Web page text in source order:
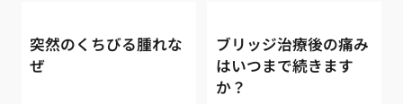
突然のくちびる腫れな
ぜ
ブリッジ治療後の痛み
はいつまで続きます
か？